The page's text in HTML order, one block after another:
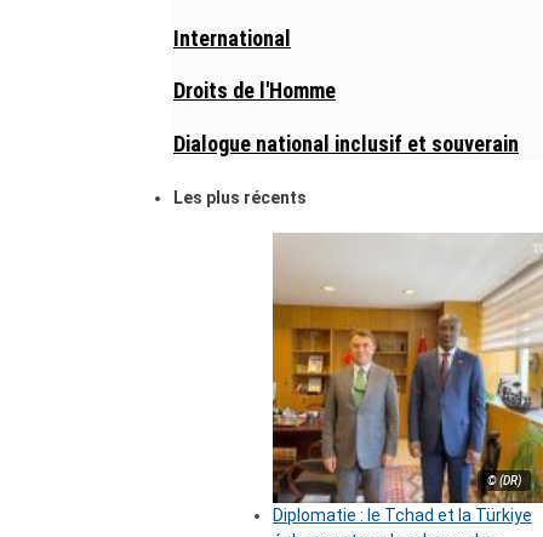
International
Droits de l'Homme
Dialogue national inclusif et souverain
Les plus récents
© (DR)
Diplomatie : le Tchad et la Türkiye